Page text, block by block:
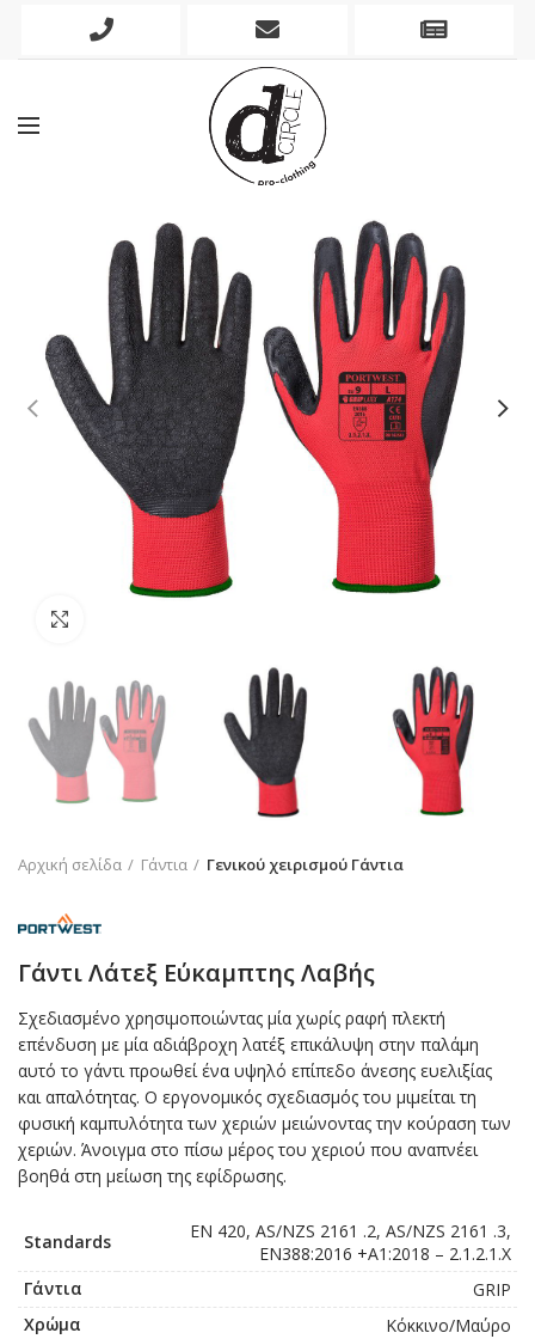
Phone
Mobile
Αρχική σελίδα Γάντια Γενικού χειρισμού Γάντια
Γάντι Λάτεξ Εύκαμπτης Λαβής
Σχεδιασμένο χρησιμοποιώντας μία χωρίς ραφή πλεκτή
επένδυση με μία αδιάβροχη λατέξ επικάλυψη στην παλάμη
αυτό το γάντι προωθεί ένα υψηλό επίπεδο άνεσης ευελιξίας
και απαλότητας. Ο εργονομικός σχεδιασμός του μιμείται τη
φυσική καμπυλότητα των χεριών μειώνοντας την κούραση των
χεριών. Άνοιγμα στο πίσω μέρος του χεριού που αναπνέει
βοηθά στη μείωση της εφίδρωσης.
Standards
EN 420, AS/NZS 2161 .2, AS/NZS 2161 .3,
EN388:2016 +A1:2018 – 2.1.2.1.X
Γάντια
GRIP
Χρώμα
Κόκκινο/Μαύρο